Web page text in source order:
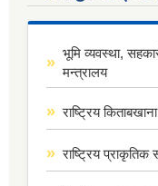
भूमि व्यवस्था,
मन्त्रालय
राष्ट्रिय
राष्ट्रिय प्राकृतिक